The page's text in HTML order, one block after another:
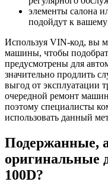
элементы салона
подойдут к вашему
Используя VIN-код, вы
машины, чтобы
предусмотрены для
значительно продлить
выгод от эксплуатации
очередной ремонт
поэтому специалисты
использовать данный
Подержанные,
оригинальные
100D?